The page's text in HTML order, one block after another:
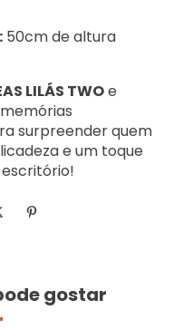
50cm de altura
LILÁS TWOe
surpreender quem
e um toque
gostar